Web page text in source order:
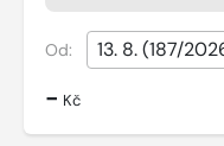
Od:
- Kč